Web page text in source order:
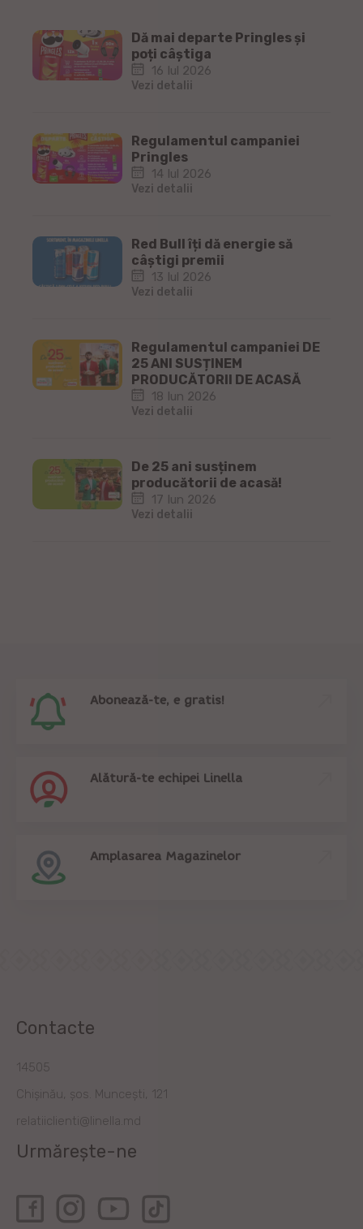
Dă mai departe Pringles și
poți câștiga
16 Iul 2026
Vezi detalii
Regulamentul campaniei
Pringles
14 Iul 2026
Vezi detalii
Red Bull îți dă energie să
câștigi premii
13 Iul 2026
Vezi detalii
Regulamentul campaniei DE
25 ANI SUSȚINEM
PRODUCĂTORII DE ACASĂ
18 Iun 2026
Vezi detalii
De 25 ani susținem
producătorii de acasă!
17 Iun 2026
Vezi detalii
Abonează-te, e gratis!
Alătură-te echipei Linella
Amplasarea Magazinelor
Contacte
14505
Chișinău, șos. Muncești, 121
relatiiclienti@linella.md
Urmărește-ne